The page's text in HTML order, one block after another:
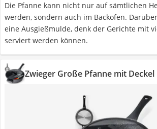
Die Pfanne kann nicht nur auf sämtlichen
werden, sondern auch im Backofen.
eine Ausgießmulde, denk der Gerichte mit
serviert werden können.
Zwieger Große Pfanne mit Deckel